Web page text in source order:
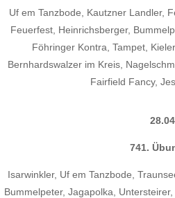
Uf em Tanzbode, Kautzner Landler,
Feuerfest, Heinrichsberger,
Föhringer Kontra, Tampet,
Bernhardswalzer im Kreis,
Fairfield Fancy,
741.
Isarwinkler, Uf em Tanzbode,
Bummelpeter, Jagapolka,